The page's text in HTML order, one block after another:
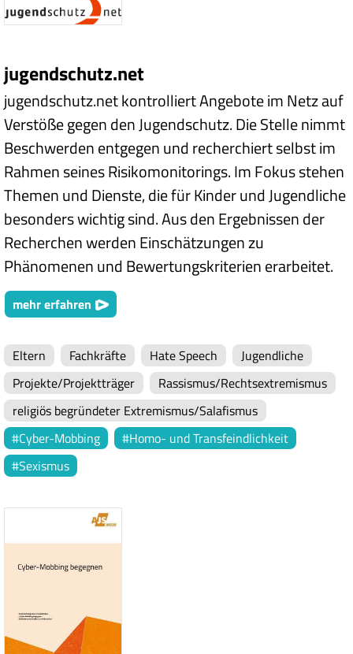
jugendschutz.net
jugendschutz.net kontrolliert Angebote im Netz auf
Verstöße gegen den Jugendschutz. Die Stelle nimmt
Beschwerden entgegen und recherchiert selbst im
Rahmen seines Risikomonitorings. Im Fokus stehen
Themen und Dienste, die für Kinder und Jugendliche
besonders wichtig sind. Aus den Ergebnissen der
Recherchen werden Einschätzungen zu
Phänomenen und Bewertungskriterien erarbeitet.
mehr erfahren
Eltern Fachkräfte Hate Speech
Jugendliche
Projekte/Projektträger
Rassismus/Rechtsextremismus
religiös begründeter Extremismus/Salafismus
Cyber-Mobbing
Homo- und Transfeindlichkeit
Sexismus